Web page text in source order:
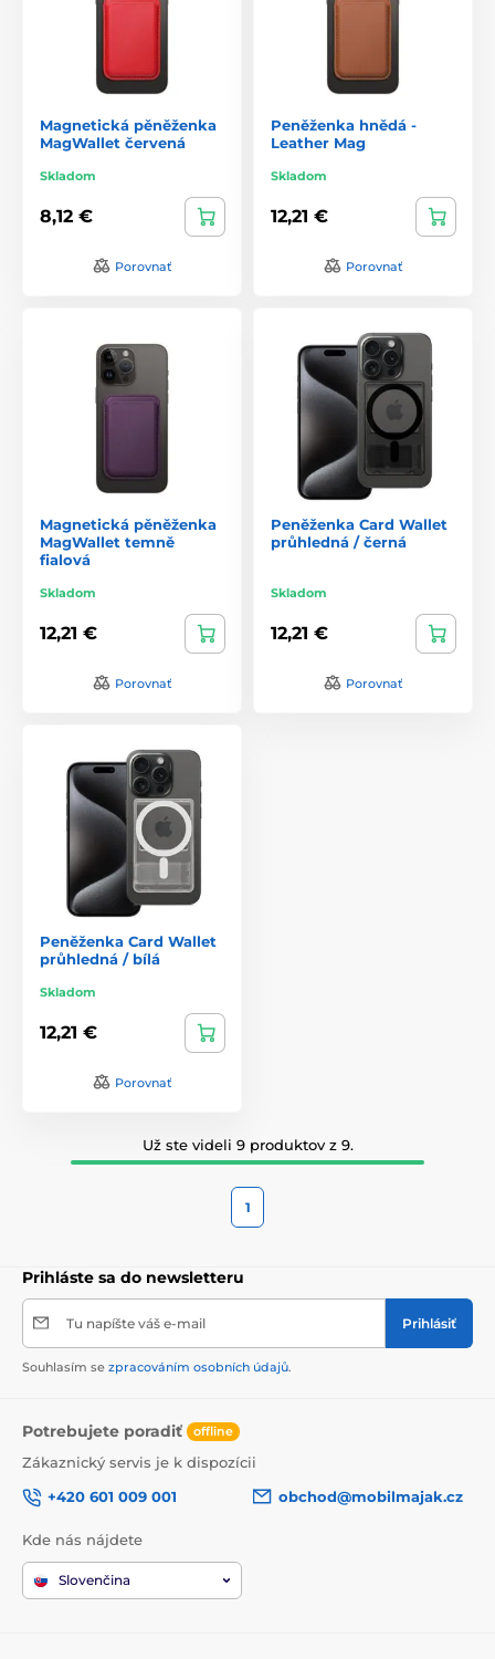
Magnetická pěněženka
MagWallet červená
Skladom
8,12 €
Porovnať
Peněženka hnědá -
Leather Mag
Skladom
12,21 €
Porovnať
Magnetická pěněženka
MagWallet temně
fialová
Skladom
12,21 €
Porovnať
Peněženka Card Wallet
průhledná / černá
Skladom
12,21 €
Porovnať
Peněženka Card Wallet
průhledná / bílá
Skladom
12,21 €
Porovnať
Už ste videli 9 produktov z 9.
1
Prihláste sa do newsletteru
Tu napíšte váš e-mail Prihlásiť
Souhlasím se zpracováním osobních údajů.
Potrebujete poradiť offline
Zákaznický servis je k dispozícii
+420 601 009 001
obchod@mobilmajak.cz
Kde nás nájdete
Slovenčina